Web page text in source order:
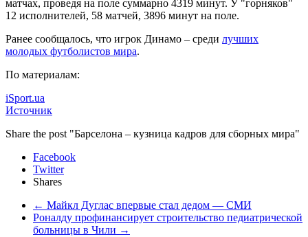
матчах, проведя на поле суммарно 4319 минут. У "горняков"
12 исполнителей, 58 матчей, 3896 минут на поле.
Ранее сообщалось, что игрок Динамо – среди лучших
молодых футболистов мира.
По материалам:
iSport.ua
Источник
Share the post "Барселона – кузница кадров для сборных мира"
Facebook
Twitter
Shares
← Майкл Дуглас впервые стал дедом — СМИ
Роналду профинансирует строительство педиатрической
больницы в Чили →